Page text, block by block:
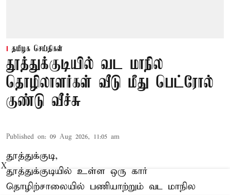
தமிழக செய்திகள்
தூத்துக்குடியில் வட மாநில
தொழிலாளர்கள் வீடு மீது பெட்ரோல்
குண்டு வீச்சு
Published on: 09 Aug 2026, 11:05 am
தூத்துக்குடி,
தூத்துக்குடியில் உள்ள ஒரு கார்
தொழிற்சாலையில் பணியாற்றும் வட மாநில
X